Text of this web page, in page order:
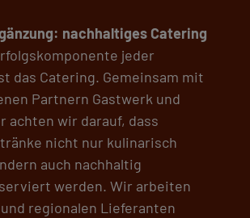
nachhaltiges Catering
jeder
das Catering. Gemeinsam mit
Partnern Gastwerk und
achten wir darauf, dass
nicht nur kulinarisch
auch nachhaltig
werden. Wir arbeiten
regionalen Lieferanten